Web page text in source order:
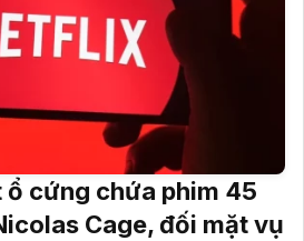
cứng chứa phim 45
Cage, đối mặt vụ